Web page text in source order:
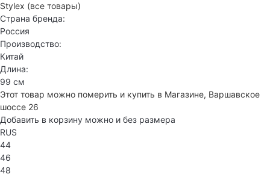
Stylex (все товары)
Страна бренда:
Россия
Производство:
Китай
Длина:
99 см
Этот товар можно померить и купить в Магазине, Варшавское
шоссе 26
Добавить в корзину можно и без размера
RUS
44
46
48